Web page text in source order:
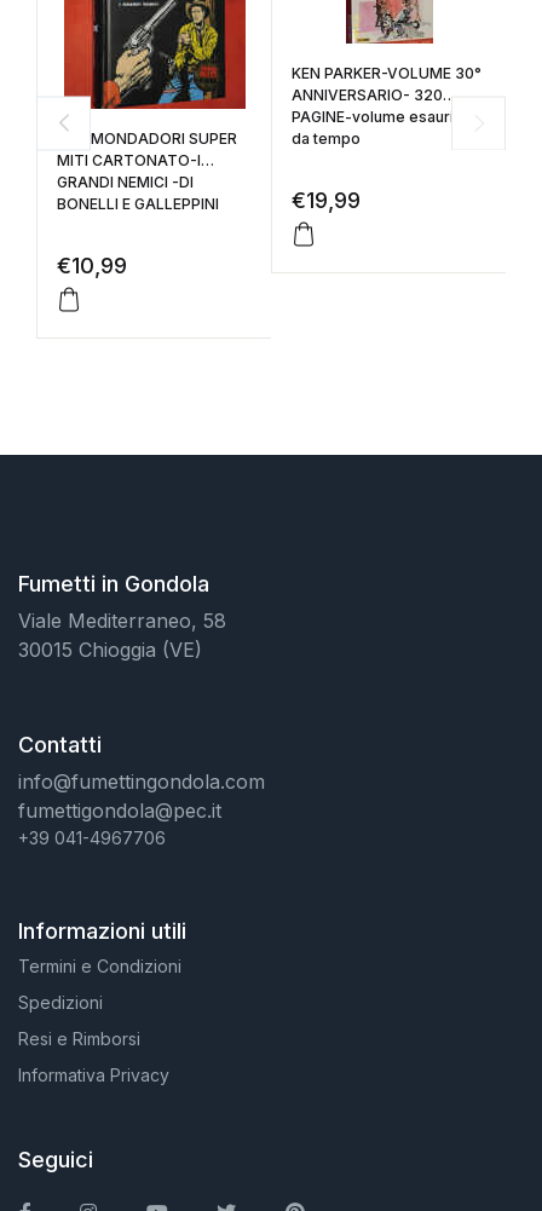
TEX MONDADORI SUPER
MITI CARTONATO-I
GRANDI NEMICI -DI
BONELLI E GALLEPPINI
€10,99
KEN PARKER-VOLUME 30°
ANNIVERSARIO- 320
PAGINE-volume esaurito
da tempo
€19,99
Fumetti in Gondola
Viale Mediterraneo, 58
30015 Chioggia (VE)
Contatti
info@fumettingondola.com
fumettigondola@pec.it
+39 041-4967706
Informazioni utili
Termini e Condizioni
Spedizioni
Resi e Rimborsi
Informativa Privacy
Seguici